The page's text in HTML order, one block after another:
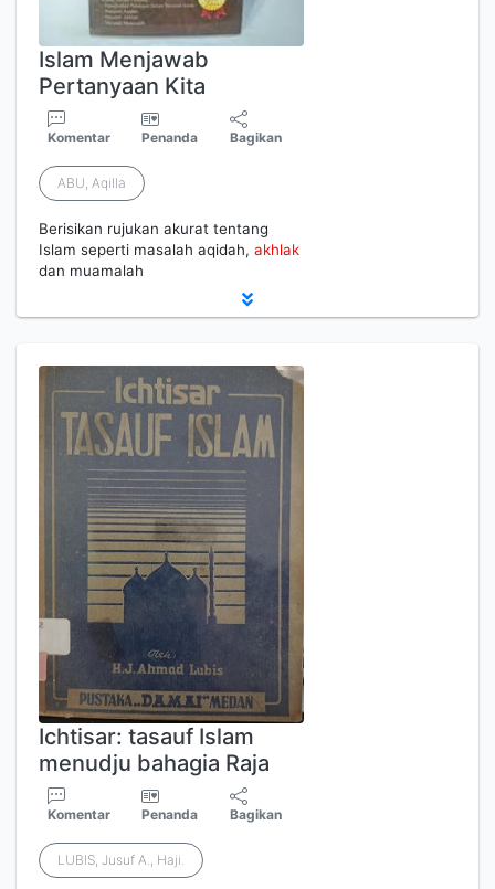
Islam Menjawab
Pertanyaan Kita
Komentar Penanda Bagikan
ABU, Aqilla
Berisikan rujukan akurat tentang
Islam seperti masalah aqidah, akhlak
dan muamalah
Ichtisar: tasauf Islam
menudju bahagia Raja
Komentar Penanda Bagikan
LUBIS, Jusuf A., Haji.